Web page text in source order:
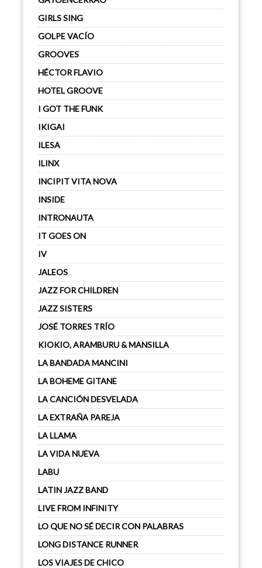
GIRLS SING
GOLPE VACÍO
GROOVES
HÉCTOR FLAVIO
HOTEL GROOVE
I GOT THE FUNK
IKIGAI
ILESA
ILINX
INCIPIT VITA NOVA
INSIDE
INTRONAUTA
IT GOES ON
IV
JALEOS
JAZZ FOR CHILDREN
JAZZ SISTERS
JOSÉ TORRES TRÍO
KIOKIO, ARAMBURU & MANSILLA
LA BANDADA MANCINI
LA BOHEME GITANE
LA CANCIÓN DESVELADA
LA EXTRAÑA PAREJA
LA LLAMA
LA VIDA NUEVA
LABU
LATIN JAZZ BAND
LIVE FROM INFINITY
LO QUE NO SÉ DECIR CON PALABRAS
LONG DISTANCE RUNNER
LOS VIAJES DE CHICO